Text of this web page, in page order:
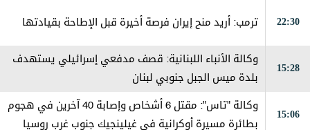
22:30 ترمب: أريد منح إيران فرصة أخيرة قبل الإطاحة بقيادتها
15:28
وكالة الأنباء اللبنانية: قصف مدفعي إسرائيلي يستهدف
بلدة ميس الجبل جنوبي لبنان
15:06
وكالة "تاس": مقتل 6 أشخاص وإصابة 40 آخرين في هجوم
بطائرة مسيرة أوكرانية في غيلينجيك جنوب غرب روسيا